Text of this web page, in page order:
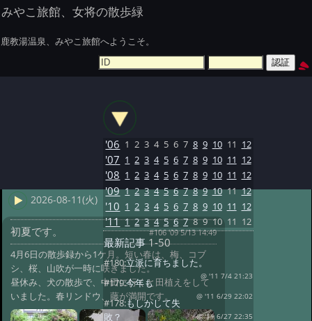
みやこ旅館、女将の散歩緑
鹿教湯温泉、みやこ旅館へようこそ。
2026-08-11(火)
初夏です。 #106 '09 5/13 14:49
4月6日の散歩録から1ケ月。短い春は、梅、コブ
シ、桜、山吹が一時に咲きました。
昼休み、犬の散歩で、中田に行くと田植えをして
いました。春リンドウ、藤が満開です。
'06 1 2 3 4 5 6 7 8 9 10 11 12
'07 1 2 3 4 5 6 7 8 9 10 11 12
'08 1 2 3 4 5 6 7 8 9 10 11 12
'09 1 2 3 4 5 6 7 8 9 10 11 12
'10 1 2 3 4 5 6 7 8 9 10 11 12
'11 1 2 3 4 5 6 7 8 9 10 11 12
最新記事1-50
#180:立派に育ちました。
@ '11 7/4 21:23
#179:今年も
@ '11 6/29 22:02
#178:もしかして失
敗？
@ '11 6/27 22:35